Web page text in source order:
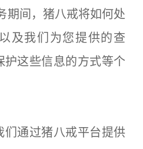
期间，猪八戒将如何处
及我们为您提供的查
这些信息的方式等个
通过猪八戒平台提供